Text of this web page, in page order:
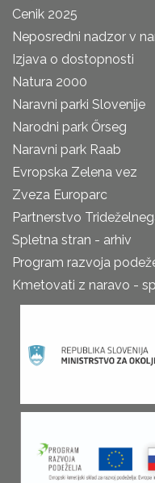
Cenik 2025
Neposredni nadzor v
Izjava o dostopnosti
Natura 2000
Naravni parki Slovenije
Narodni park Őrseg
Naravni park Raab
Evropska Zelena vez
Zveza Europarc
Partnerstvo
Spletna stran - arhiv
Program razvoja
Kmetovati z naravo -